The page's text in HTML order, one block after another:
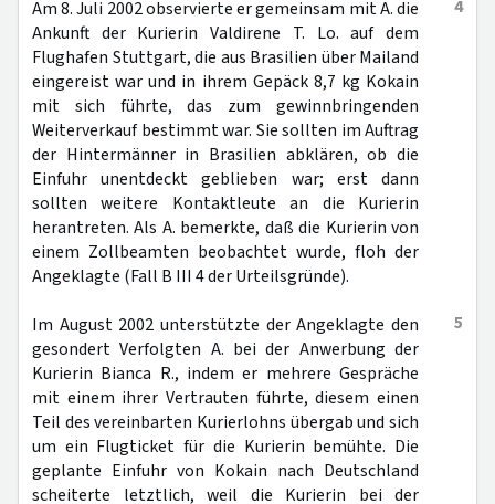
4
Am 8. Juli 2002 observierte er gemeinsam mit A. die
Ankunft der Kurierin Valdirene T. Lo. auf dem
Flughafen Stuttgart, die aus Brasilien über Mailand
eingereist war und in ihrem Gepäck 8,7 kg Kokain
mit sich führte, das zum gewinnbringenden
Weiterverkauf bestimmt war. Sie sollten im Auftrag
der Hintermänner in Brasilien abklären, ob die
Einfuhr unentdeckt geblieben war; erst dann
sollten weitere Kontaktleute an die Kurierin
herantreten. Als A. bemerkte, daß die Kurierin von
einem Zollbeamten beobachtet wurde, floh der
Angeklagte (Fall B III 4 der Urteilsgründe).
5
Im August 2002 unterstützte der Angeklagte den
gesondert Verfolgten A. bei der Anwerbung der
Kurierin Bianca R., indem er mehrere Gespräche
mit einem ihrer Vertrauten führte, diesem einen
Teil des vereinbarten Kurierlohns übergab und sich
um ein Flugticket für die Kurierin bemühte. Die
geplante Einfuhr von Kokain nach Deutschland
scheiterte letztlich, weil die Kurierin bei der